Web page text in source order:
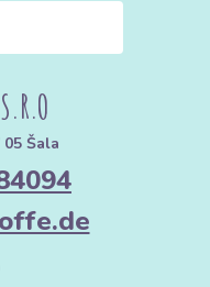
05 Šala